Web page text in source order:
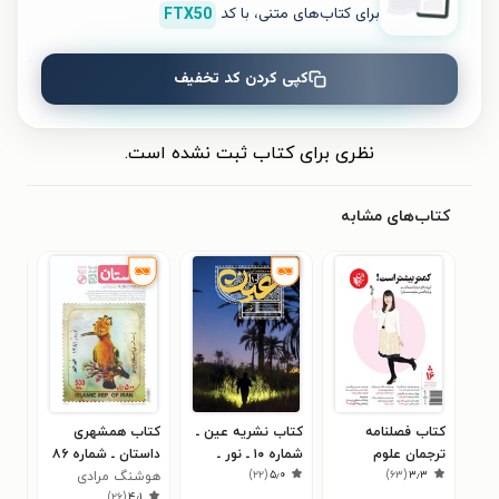
ثبت نظر
نظری برای کتاب ثبت نشده است.
کتاب‌های مشابه
کتاب فصلنامه
ترجمان علوم
۳٫۳(۶۳)
کتاب نشریه عین ـ
شماره ۱۰ ـ نور ـ
زمستان ۱۴۰۴
۵٫۰(۲۲)
کتاب همشهری
داستان ـ شماره ۸۶
ـ اسفند ۹۶ و
هوشنگ مرادی
برای کتاب‌های متنی، با کد FTX50
کپی کردن کد تخفیف